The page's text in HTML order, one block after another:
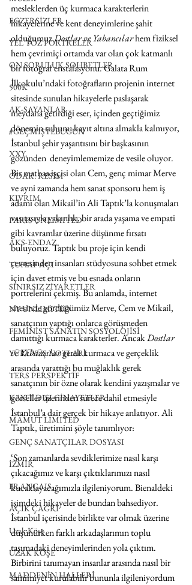
EGZERSİZLER
YEL TOZ PORTRELER
ON SORULUK SOHBETLER
500K
AK-SAYANLAR
#GEÇMİŞTEBUGÜN
XXY
ODAK: RESİM
KIVRIM
PARIS UNLIMITED
AKS-ENDAZ
TUHAF AÇI
SINIRSIZ ZİYARETLER
NY UNLIMITED
FEMİNİST SANATIN SOSYOLOJİSİ
YÜRÜYÜŞ NOTLARI
TERS PERSPEKTİF
KAYIT DIŞI CİNAYETLER
MAMUT LIMITED
GENÇ SANATÇILAR DOSYASI
İZMİR
FRANÇAIS
AÇIK ÇAĞRI
Uzak Köşe
UZAK KÖŞE
MADDENİN HALLERİ
mesleklerden üç kurmaca karakterlerin
hikayelerine ve kent deneyimlerine şahit
olduğumuz Dostlar ve Yabancılar hem fiziksel
hem çevrimiçi ortamda var olan çok katmanlı
bir fotoğraf enstalasyonu. Galata Rum
İlkokulu’ndaki fotoğrafların projenin internet
sitesinde sunulan hikayelerle paslaşarak
meydana getirdiği eser, içinden geçtiğimiz
dönemin ruhunu kayıt altına almakla kalmıyor,
İstanbul şehir yaşantısını bir başkasının
gözünden  deneyimlememize de vesile oluyor.
Bir matbaa işçisi olan Cem, genç mimar Merve
ve ayni zamanda hem sanat sponsoru hem iş
adamı olan Mikail’in Ali Taptık’la konuşmaları
vasıtasıyla yakınlık, bir arada yaşama ve empati
gibi kavramlar üzerine düşünme fırsatı
buluyoruz. Taptık bu proje için kendi
çevresinden insanları stüdyosuna sohbet etmek
için davet etmiş ve bu esnada onların
portrelerini çekmiş. Bu anlamda, internet
sitesinde gördüğümüz Merve, Cem ve Mikail,
sanatçının yaptığı onlarca görüşmeden
damıttığı kurmaca karakterler. Ancak Dostlar
ve Yabancılar gerek kurmaca ve gerçeklik
arasında yarattığı bu muğlaklık gerek
sanatçının bir özne olarak kendini yazışmalar ve
görseller üzerinden surece dahil etmesiyle
İstanbul’a dair gerçek bir hikaye anlatıyor. Ali
Taptık, üretimini şöyle tanımlıyor:
‘Son zamanlarda sevdiklerimize nasıl karşı
çıkacağımız ve karşı çıktıklarımızı nasıl
kucaklayacağımızla ilgileniyorum. Bienaldeki
işimdeki hikayeler de bundan bahsediyor.
İstanbul içerisinde birlikte var olmak üzerine
düşünürken farklı arkadaşlarımın toplu
taşımadaki deneyimlerinden yola çıktım.
Birbirini tanımayan insanlar arasında nasıl bir
samimiyet kurulabilir bununla ilgileniyordum